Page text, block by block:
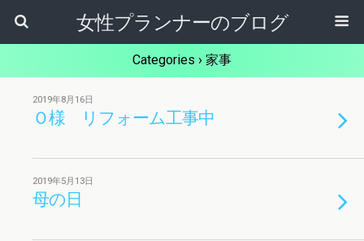
女性プランナーのブログ
Categories › 家事
2019年8月16日
Ｏ様 リフォーム工事中
2019年5月13日
母の日